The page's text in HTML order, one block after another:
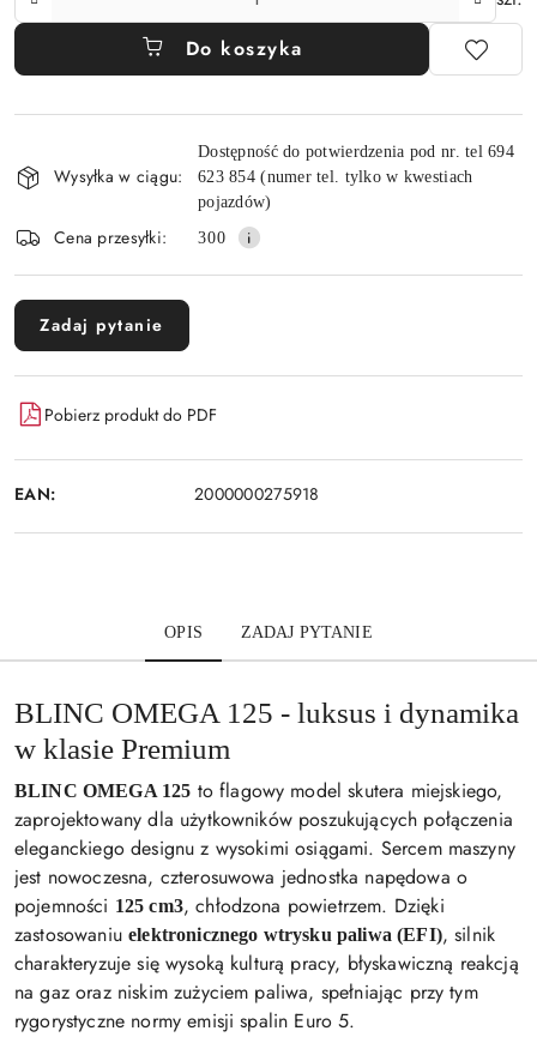
Do koszyka
i
dostawa
Wysyłka w ciągu:
Dostępność do potwierdzenia pod nr. tel 694
623 854 (numer tel. tylko w kwestiach
pojazdów)
Cena przesyłki: 300
Zadaj pytanie
Pobierz produkt do PDF
EAN: 2000000275918
OPIS ZADAJ PYTANIE
BLINC OMEGA 125 - luksus i dynamika
w klasie Premium
BLINC OMEGA 125 to flagowy model skutera miejskiego,
zaprojektowany dla użytkowników poszukujących połączenia
eleganckiego designu z wysokimi osiągami. Sercem maszyny
jest nowoczesna, czterosuwowa jednostka napędowa o
pojemności 125 cm3, chłodzona powietrzem. Dzięki
zastosowaniuelektronicznego wtrysku paliwa (EFI), silnik
charakteryzuje się wysoką kulturą pracy, błyskawiczną reakcją
na gaz oraz niskim zużyciem paliwa, spełniając przy tym
rygorystyczne normy emisji spalin Euro 5.